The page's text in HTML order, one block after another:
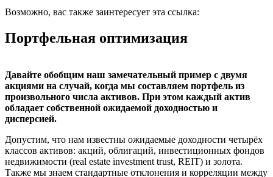
Возможно, вас также заинтересует эта ссылка:
Портфельная оптимизация
Давайте обобщим наш замечательный пример с двумя
акциями на случай, когда мы составляем портфель из
произвольного числа активов. При этом каждый актив
обладает собственной ожидаемой доходностью и
дисперсией.
Допустим, что нам известны ожидаемые доходности четырёх
классов активов: акций, облигаций, инвестиционных фондов
недвижимости (real estate investment trust, REIT) и золота.
Также мы знаем стандартные отклонения и корреляции между